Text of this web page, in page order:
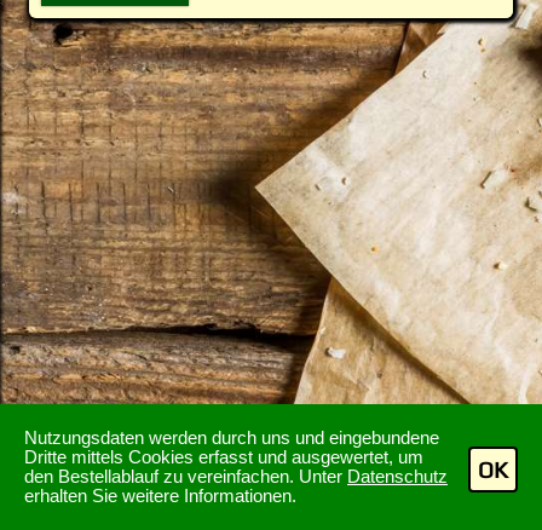
Nutzungsdaten werden durch uns und eingebundene
Dritte mittels Cookies erfasst und ausgewertet, um
den Bestellablauf zu vereinfachen. Unter Datenschutz
erhalten Sie weitere Informationen.
OK